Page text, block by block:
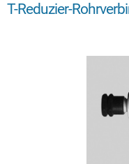
T-Reduzier-